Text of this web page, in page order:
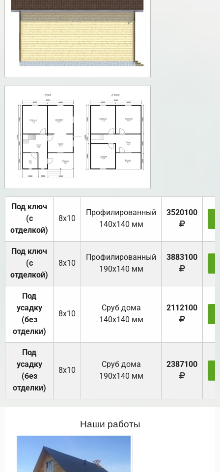
Под ключ
(с
отделкой)
8х10
Профилированный
140х140 мм
3520100
Под ключ
(с
отделкой)
8х10
Профилированный
190х140 мм
3883100
Под
усадку
(без
отделки)
8х10
Cруб дома
140х140 мм
2112100
Под
усадку
(без
отделки)
8х10
Cруб дома
190х140 мм
2387100
Наши работы